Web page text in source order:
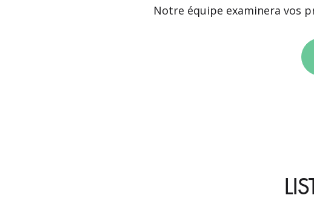
Notre équipe examinera vos